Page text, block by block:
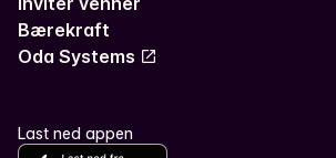
Bærekraft
Oda Systems
Last ned appen